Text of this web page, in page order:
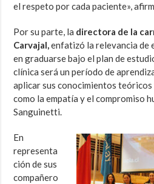
el respeto por cada paciente»,
Por su parte, la directora de la
Carvajal,enfatizó la relevancia de
en graduarse bajo el plan de
clínica será un período de
aplicar sus conocimientos
como la empatía y el compromiso
Sanguinetti.
En
representa
ción de sus
compañero